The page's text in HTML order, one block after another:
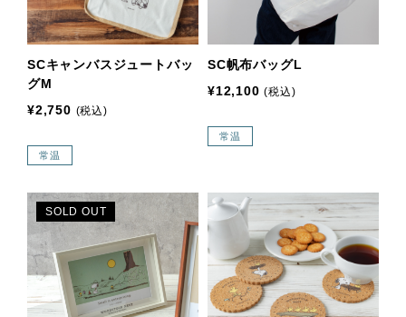
SCキャンバスジュートバッ
グM
¥2,750 (税込)
常温
SC帆布バッグL
¥12,100 (税込)
常温
SOLD OUT